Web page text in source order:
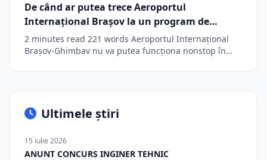
De când ar putea trece Aeroportul
Internațional Brașov la un program de
operare 24 de ore din 24. Extinderea
funcționării la 18 ore s-a realizat cu un an
2 minutes read 221 words Aeroportul Internațional
Brașov-Ghimbav nu va putea funcționa nonstop în
Ultimele știri
15 iulie 2026
ANUNT CONCURS INGINER TEHNIC